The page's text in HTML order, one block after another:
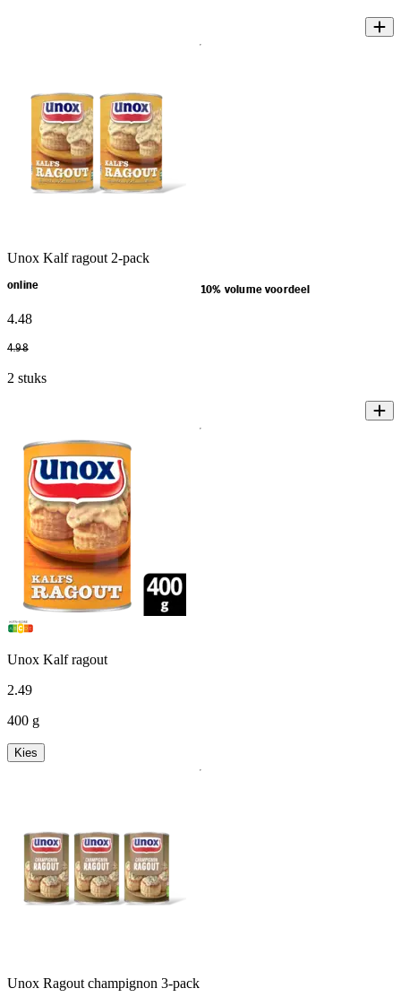
Unox Kalf ragout 2-pack
online 10% volume voordeel
4.48
4.98
2 stuks
Unox Kalf ragout
2.49
400 g
Kies
Unox Ragout champignon 3-pack